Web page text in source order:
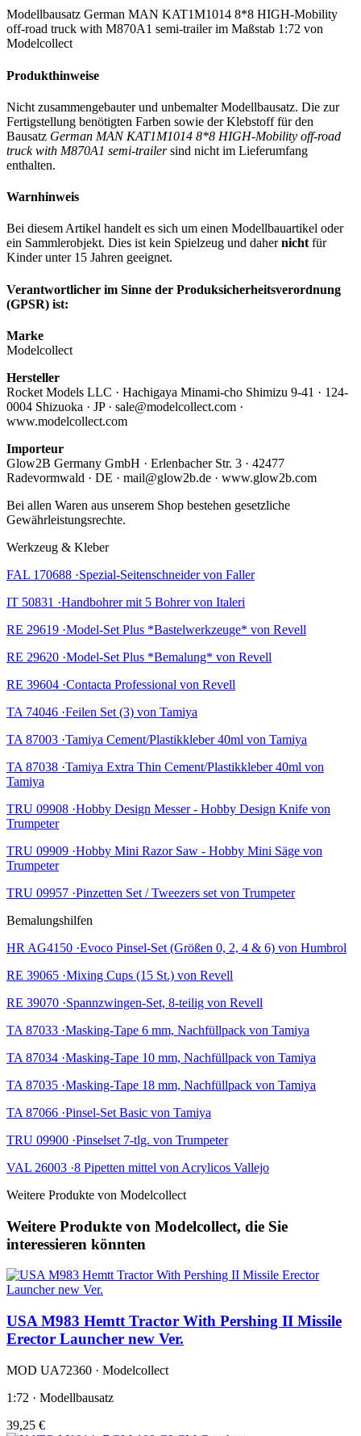
Modellbausatz German MAN KAT1M1014 8*8 HIGH-Mobility
off-road truck with M870A1 semi-trailer im Maßstab 1:72 von
Modelcollect
Produkthinweise
Nicht zusammengebauter und unbemalter Modellbausatz. Die zur
Fertigstellung benötigten Farben sowie der Klebstoff für den
Bausatz German MAN KAT1M1014 8*8 HIGH-Mobility off-road
truck with M870A1 semi-trailersind nicht im Lieferumfang
enthalten.
Warnhinweis
Bei diesem Artikel handelt es sich um einen Modellbauartikel oder
ein Sammlerobjekt. Dies ist kein Spielzeug und dahernicht für
Kinder unter 15 Jahren geeignet.
Verantwortlicher im Sinne der Produksicherheitsverordnung
(GPSR) ist:
Marke
Modelcollect
Hersteller
Rocket Models LLC · Hachigaya Minami-cho Shimizu 9-41 · 124-
0004 Shizuoka · JP · sale@modelcollect.com ·
www.modelcollect.com
Importeur
Glow2B Germany GmbH · Erlenbacher Str. 3 · 42477
Radevormwald · DE · mail@glow2b.de · www.glow2b.com
Bei allen Waren aus unserem Shop bestehen gesetzliche
Gewährleistungsrechte.
Werkzeug & Kleber
FAL 170688 ·Spezial-Seitenschneider von Faller
IT 50831 ·Handbohrer mit 5 Bohrer von Italeri
RE 29619 ·Model-Set Plus *Bastelwerkzeuge* von Revell
RE 29620 ·Model-Set Plus *Bemalung* von Revell
RE 39604 ·Contacta Professional von Revell
TA 74046 ·Feilen Set (3) von Tamiya
TA 87003 ·Tamiya Cement/Plastikkleber 40ml von Tamiya
TA 87038 ·Tamiya Extra Thin Cement/Plastikkleber 40ml von
Tamiya
TRU 09908 ·Hobby Design Messer - Hobby Design Knife von
Trumpeter
TRU 09909 ·Hobby Mini Razor Saw - Hobby Mini Säge von
Trumpeter
TRU 09957 ·Pinzetten Set / Tweezers set von Trumpeter
Bemalungshilfen
HR AG4150 ·Evoco Pinsel-Set (Größen 0, 2, 4 & 6) von Humbrol
RE 39065 ·Mixing Cups (15 St.) von Revell
RE 39070 ·Spannzwingen-Set, 8-teilig von Revell
TA 87033 ·Masking-Tape 6 mm, Nachfüllpack von Tamiya
TA 87034 ·Masking-Tape 10 mm, Nachfüllpack von Tamiya
TA 87035 ·Masking-Tape 18 mm, Nachfüllpack von Tamiya
TA 87066 ·Pinsel-Set Basic von Tamiya
TRU 09900 ·Pinselset 7-tlg. von Trumpeter
VAL 26003 ·8 Pipetten mittel von Acrylicos Vallejo
Weitere Produkte von Modelcollect
Weitere Produkte von Modelcollect, die Sie
interessieren könnten
USA M983 Hemtt Tractor With Pershing II Missile
Erector Launcher new Ver.
MOD UA72360 · Modelcollect
1:72 · Modellbausatz
39,25 €